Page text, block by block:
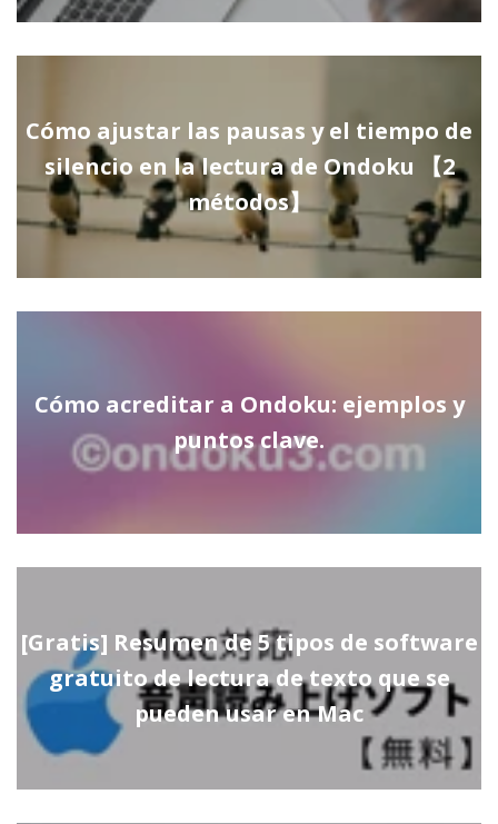
Cómo ajustar las pausas y el tiempo de
silencio en la lectura de Ondoku 【2
métodos】
Cómo acreditar a Ondoku: ejemplos y
puntos clave.
[Gratis] Resumen de 5 tipos de software
gratuito de lectura de texto que se
pueden usar en Mac